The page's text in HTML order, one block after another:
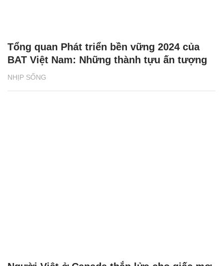
NHỊP SỐNG
Tổng quan Phát triển bền vững 2024 của
BAT Việt Nam: Những thành tựu ấn tượng